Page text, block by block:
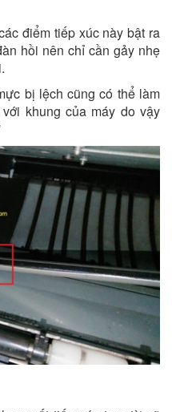
điểm tiếp xúc này bật ra
hồi nên chỉ cần gảy nhẹ
bị lệch cũng có thể làm
khung của máy do vậy